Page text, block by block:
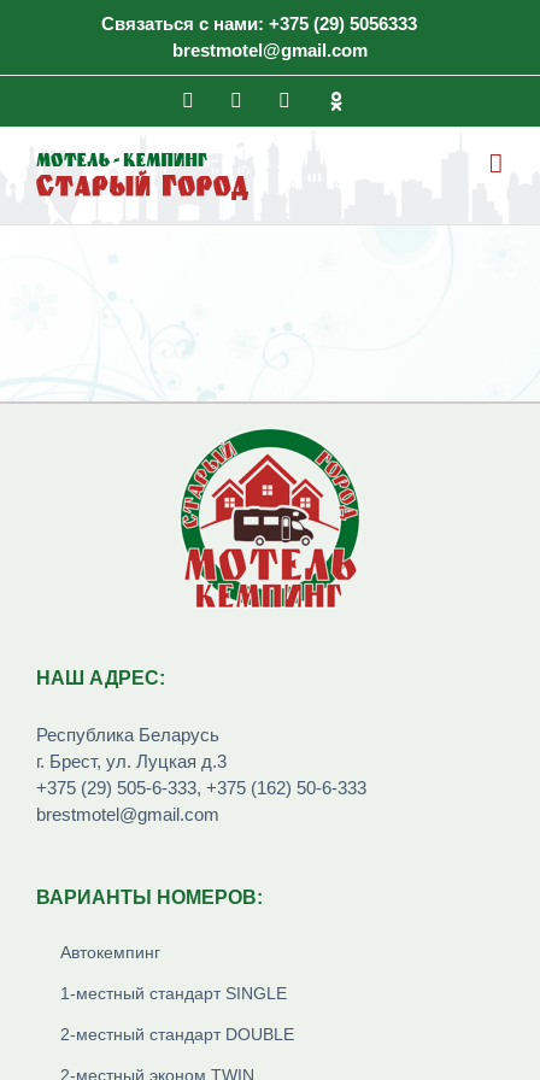
Связаться с нами: +375 (29) 5056333
brestmotel@gmail.com
Facebook Instagram
ok
НАШ АДРЕС:
Республика Беларусь
г. Брест, ул. Луцкая д.3
+375 (29) 505-6-333, +375 (162) 50-6-333
brestmotel@gmail.com
ВАРИАНТЫ НОМЕРОВ:
Автокемпинг
1-местный стандарт SINGLE
2-местный стандарт DOUBLE
2-местный эконом TWIN